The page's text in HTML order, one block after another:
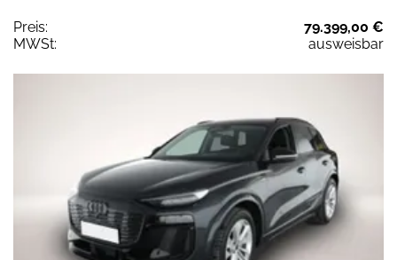
Preis:
79.399,00 €
MWSt:
ausweisbar